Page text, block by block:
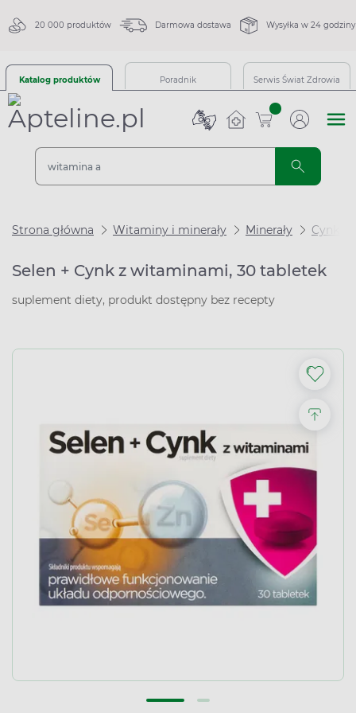
20 000 produktów Darmowa dostawa Wysyłka w 24 godziny
Katalog produktów Poradnik Serwis Świat Zdrowia
sztuk
Strona główna Witaminy i minerały Minerały Cynk
Selen + Cynk z witaminami, 30 tabletek
suplement diety, produkt dostępny bez recepty